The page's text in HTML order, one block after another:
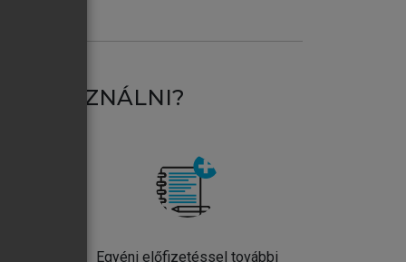
HASZNÁLNI?
Egyéni előfizetéssel további